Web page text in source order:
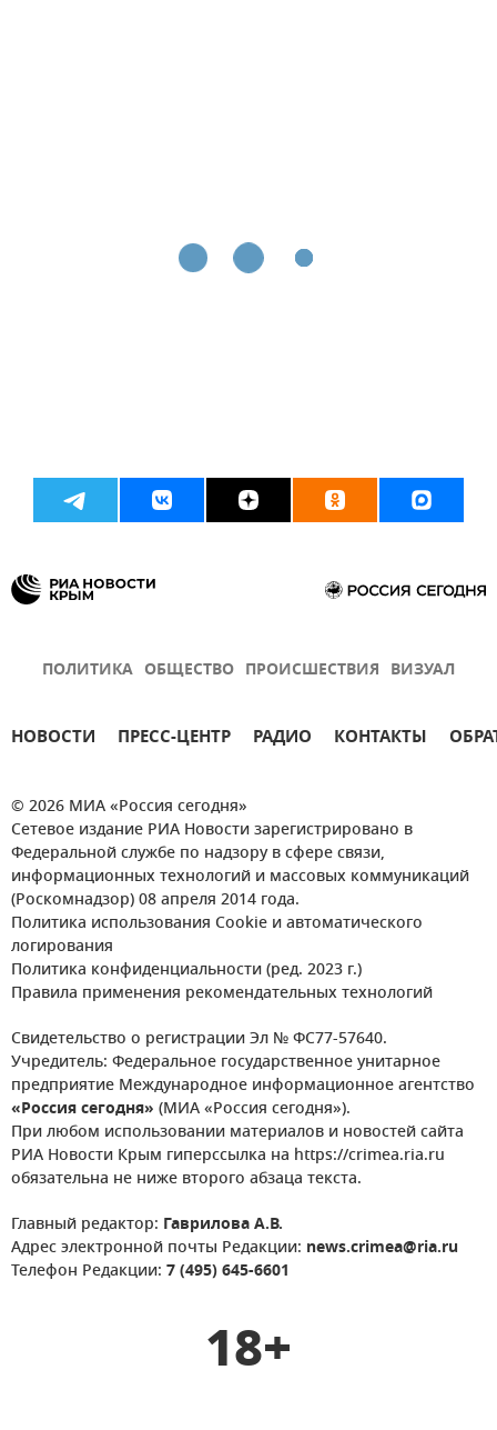
ПОЛИТИКА ОБЩЕСТВО ПРОИСШЕСТВИЯ ВИЗУАЛ
НОВОСТИ ПРЕСС-ЦЕНТР РАДИО КОНТАКТЫ
© 2026 МИА «Россия сегодня»
Сетевое издание РИА Новости зарегистрировано в
Федеральной службе по надзору в сфере связи,
информационных технологий и массовых коммуникаций
(Роскомнадзор) 08 апреля 2014 года.
Политика использования Cookie и автоматического
логирования
Политика конфиденциальности (ред. 2023 г.)
Правила применения рекомендательных технологий
Свидетельство о регистрации Эл № ФС77-57640.
Учредитель: Федеральное государственное унитарное
предприятие Международное информационное агентство
«Россия сегодня» (МИА «Россия сегодня»).
При любом использовании материалов и новостей сайта
РИА Новости Крым гиперссылка на https://crimea.ria.ru
обязательна не ниже второго абзаца текста.
Главный редактор: Гаврилова А.В.
Адрес электронной почты Редакции: news.crimea@ria.ru
Телефон Редакции: 7 (495) 645-6601
18+